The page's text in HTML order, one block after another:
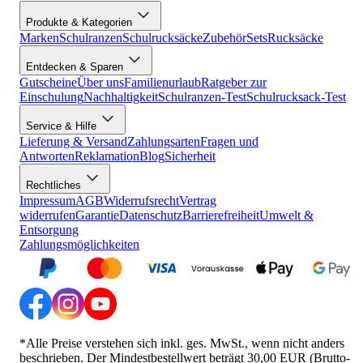
Produkte & Kategorien
MarkenSchulranzenSchulrucksäckeZubehörSetsRucksäcke
Entdecken & Sparen
GutscheineÜber unsFamilienurlaubRatgeber zur
EinschulungNachhaltigkeitSchulranzen-TestSchulrucksack-Test
Service & Hilfe
Lieferung & VersandZahlungsartenFragen und
AntwortenReklamationBlogSicherheit
Rechtliches
ImpressumAGBWiderrufsrechtVertrag
widerrufenGarantieDatenschutzBarrierefreiheitUmwelt &
Entsorgung
Zahlungsmöglichkeiten
*Alle Preise verstehen sich inkl. ges. MwSt., wenn nicht anders
beschrieben. Der Mindestbestellwert beträgt 30,00 EUR (Brutto-